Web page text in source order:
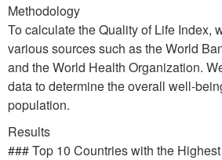
Methodology
To calculate the Quality of Life Index,
various sources such as the World
and the World Health Organization.
data to determine the overall well-
population.
Results
### Top 10 Countries with the